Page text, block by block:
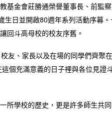
基金會莊勝通榮譽董事長、前監
日並開啟80週年系列活動序幕
回斗高母校的校友序舊。
友、家長以及在場的同學們齊聚
個充滿意義的日子裡與各位見證
所學校的歷史，更是許多師生共